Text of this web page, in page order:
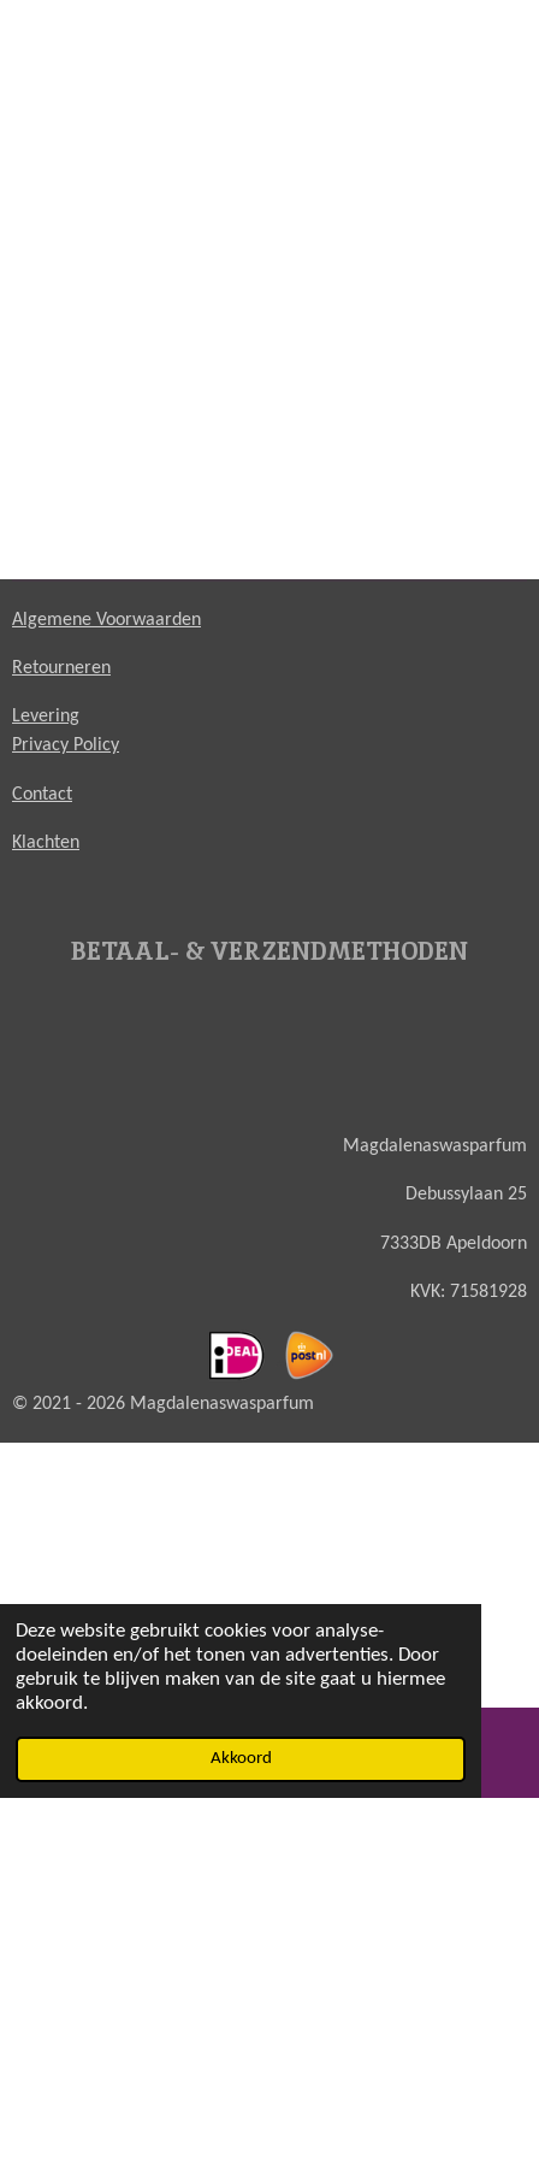
Deze website gebruikt cookies voor analyse-
doeleinden en/of het tonen van advertenties. Door
gebruik te blijven maken van de site gaat u hiermee
akkoord.
Akkoord
Algemene Voorwaarden
Retourneren
Levering
Privacy Policy
Contact
Klachten
BETAAL- & VERZENDMETHODEN
Magdalenaswasparfum
Debussylaan 25
7333DB Apeldoorn
KVK: 71581928
© 2021 - 2026 Magdalenaswasparfum